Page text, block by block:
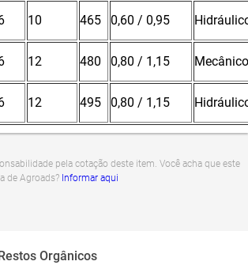
10 465 0,60 / 0,95
12 480 0,80 / 1,15 Mecânico
12 495 0,80 / 1,15
pela cotação deste item. Você acha que este
de Agroads? Informar aqui
Orgânicos